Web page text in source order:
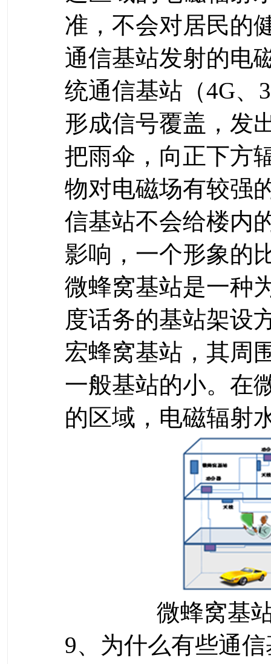
准，不会对居民的
通信基站发射的电
统通信基站（4G、
形成信号覆盖，发
把雨伞，向正下方
物对电磁场有较强
信基站不会给楼内
影响，一个形象的
微蜂窝基站是一种
度话务的基站架设
宏蜂窝基站，其周
一般基站的小。在
的区域，电磁辐射
微蜂窝基
9、为什么有些通